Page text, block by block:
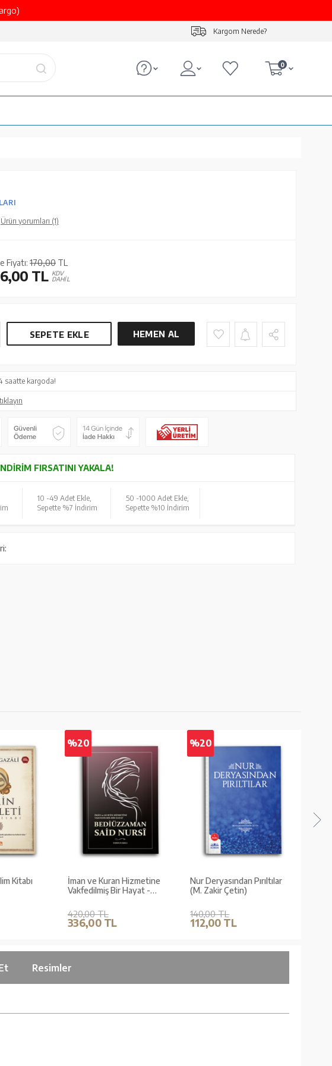
Kargom Nerede?
0
Ürün yorumları (1)
Fiyatı: 170,00 TL
TL KDV
DAHİL
SEPETE EKLE HEMEN AL
saatte kargoda!
tıklayın
FIRSATINI YAKALA!
10 -49 Adet Ekle,
Sepette %7 İndirim
50 -1000 Adet Ekle,
Sepette %10 İndirim
Kitabı
%20
İman ve Kuran Hizmetine
Vakfedilmiş Bir Hayat -
420,00 TL
336,00 TL
%20
Nur Deryasından Pırıltılar
(M. Zakir Çetin)
140,00 TL
112,00 TL
Resimler